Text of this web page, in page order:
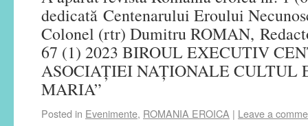
dedicată Centenarului Eroului
Colonel (rtr) Dumitru ROMAN,
67 (1) 2023 BIROUL EXECUTIV
ASOCIAȚIEI NAȚIONALE CULTUL
MARIA”
Posted in Evenimente, ROMANIA EROICA | Leave a